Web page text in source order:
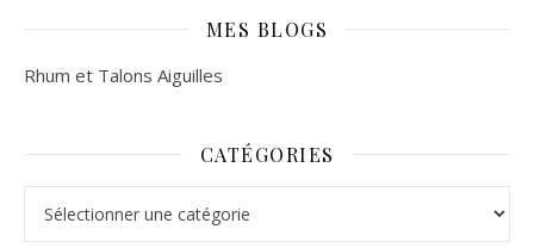
MES BLOGS
Rhum et Talons Aiguilles
CATÉGORIES